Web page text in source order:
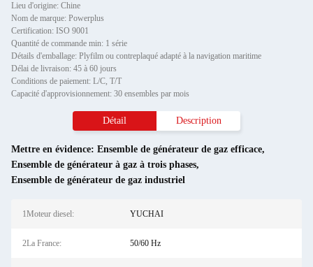
Lieu d'origine: Chine
Nom de marque: Powerplus
Certification: ISO 9001
Quantité de commande min: 1 série
Détails d'emballage: Plyfilm ou contreplaqué adapté à la navigation maritime
Délai de livraison: 45 à 60 jours
Conditions de paiement: L/C, T/T
Capacité d'approvisionnement: 30 ensembles par mois
Détail Description
Mettre en évidence: Ensemble de générateur de gaz efficace,
Ensemble de générateur à gaz à trois phases,
Ensemble de générateur de gaz industriel
1Moteur diesel: YUCHAI
2La France: 50/60 Hz